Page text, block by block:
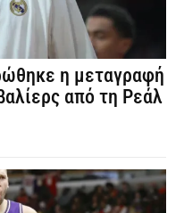
η μεταγραφή
από τη Ρεάλ